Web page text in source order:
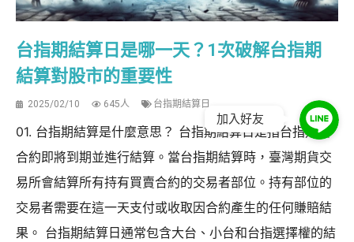
台指期結算日是哪一天？1次破解台指期
結算對股市的重要性
2025/02/10 645人 台指期結算日
01. 台指期結算是什麼意思？ 台指期結算日是指台指期貨
合約即將到期並進行結算。當台指期結算時，臺灣期貨交
易所會結算所有持有買賣合約的交易者部位。持有部位的
交易者需要在這一天支付或收取因合約產生的任何賺賠結
果。 台指期結算日通常包含大台、小台和台指選擇權的結
加入好友